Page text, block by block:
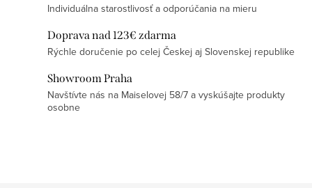
Individuálna starostlivosť a odporúčania na mieru
Doprava nad 123€ zdarma
Rýchle doručenie po celej Českej aj Slovenskej republike
Showroom Praha
Navštívte nás na Maiselovej 58/7 a vyskúšajte produkty
osobne